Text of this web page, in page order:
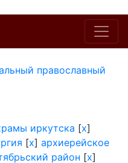
православный
иркутска [x]
[x] архиерейское
район [x]